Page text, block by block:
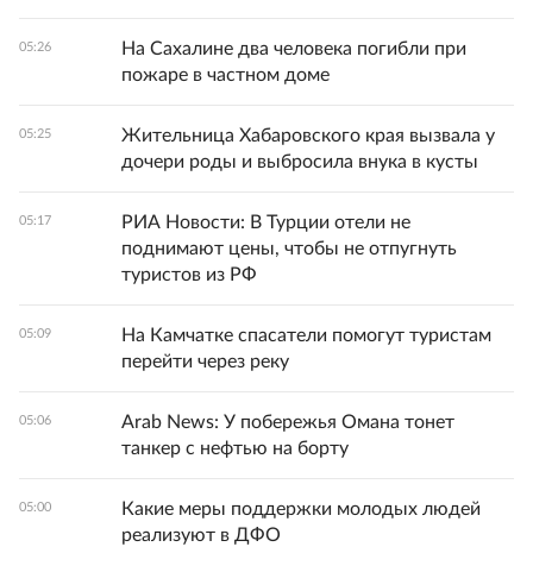
05:26
На Сахалине два человека погибли при
пожаре в частном доме
05:25
Жительница Хабаровского края вызвала у
дочери роды и выбросила внука в кусты
05:17
РИА Новости: В Турции отели не
поднимают цены, чтобы не отпугнуть
туристов из РФ
05:09
На Камчатке спасатели помогут туристам
перейти через реку
05:06
Arab News: У побережья Омана тонет
танкер с нефтью на борту
05:00
Какие меры поддержки молодых людей
реализуют в ДФО